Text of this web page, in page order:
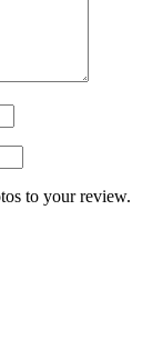
to your review.